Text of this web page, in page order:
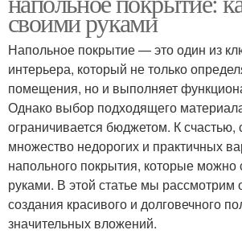
своими руками
Напольное покрытие — это один из
интерьера, который не только
помещения, но и выполняет
Однако выбор подходящего
ограничивается бюджетом. К счастью,
множество недорогих и практичных
напольного покрытия, которые можно
руками. В этой статье мы
создания красивого и долговечного
значительных вложений.